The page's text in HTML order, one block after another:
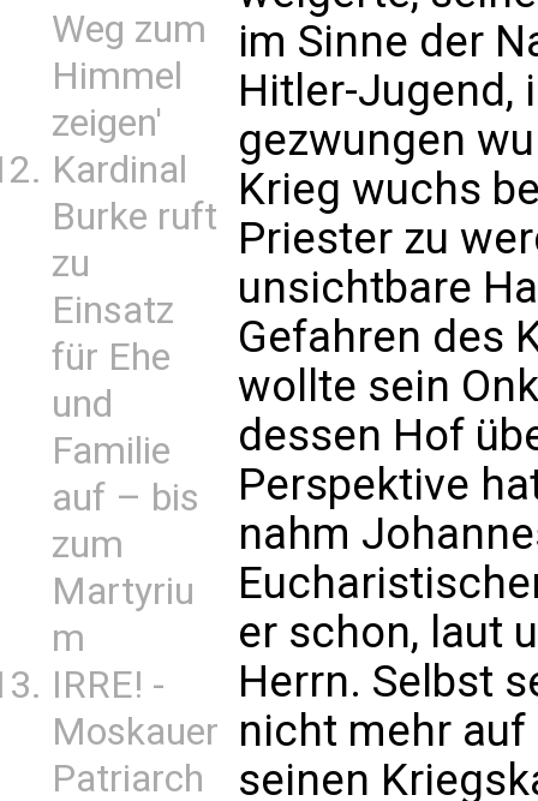
Weg zum
Himmel
zeigen'
Kardinal
Burke ruft
zu
Einsatz
für Ehe
und
Familie
auf – bis
zum
Martyriu
m
IRRE! -
Moskauer
Patriarch
im Sinne der
Hitler-Jugend,
gezwungen
Krieg wuchs
Priester zu
unsichtbare
Gefahren des
wollte sein
dessen Hof
Perspektive
nahm
er schon, laut
Herrn. Selbst
nicht mehr
seinen